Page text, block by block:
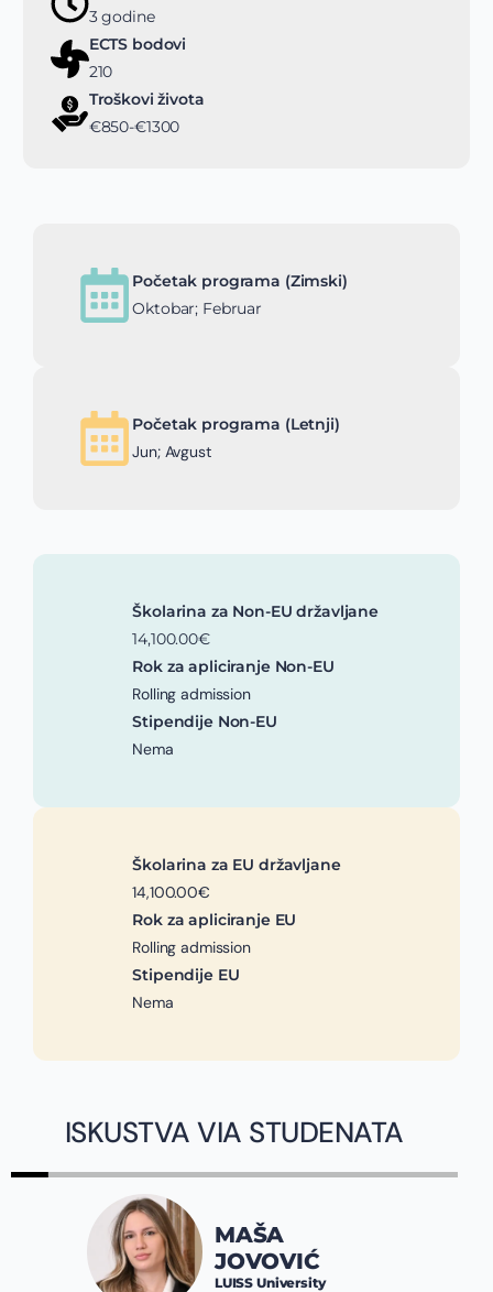
3 godine
ECTS bodovi
210
Troškovi života
€850-€1300
Početak programa (Zimski)
Oktobar; Februar
Početak programa (Letnji)
Jun; Avgust
Školarina za Non-EU državljane
14,100.00€
Rok za apliciranje Non-EU
Rolling admission
Stipendije Non-EU
Nema
Školarina za EU državljane
14,100.00€
Rok za apliciranje EU
Rolling admission
Stipendije EU
Nema
ISKUSTVA VIA STUDENATA
MAŠA
JOVOVIĆ
LUISS University